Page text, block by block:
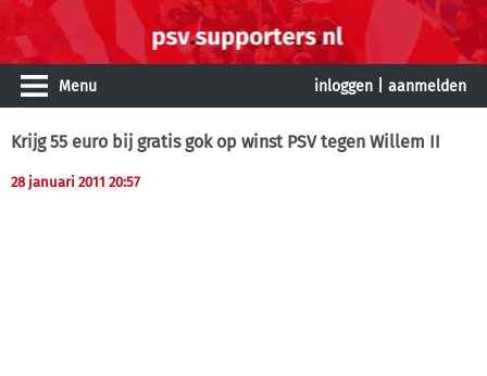
Menu inloggen aanmelden
Krijg 55 euro bij gratis gok op winst PSV tegen Willem II
28 januari 2011 20:57